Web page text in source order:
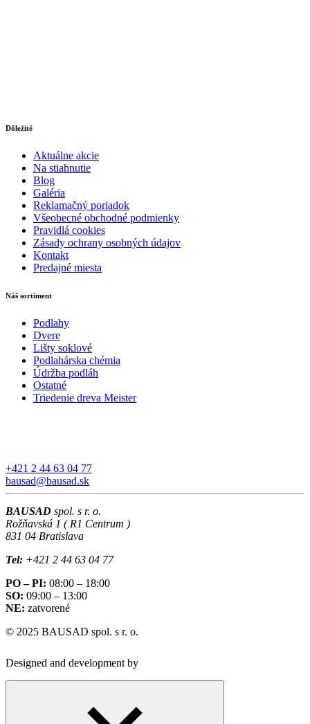
Dôležité
Aktuálne akcie
Na stiahnutie
Blog
Galéria
Reklamačný poriadok
Všeobecné obchodné podmienky
Pravidlá cookies
Zásady ochrany osobných údajov
Kontakt
Predajné miesta
Náš sortiment
Podlahy
Dvere
Lišty soklové
Podlahárska chémia
Údržba podláh
Ostatné
Triedenie dreva Meister
+421 2 44 63 04 77
bausad@bausad.sk
BAUSAD spol. s r. o.
Rožňavská 1 ( R1 Centrum )
831 04 Bratislava
Tel: +421 2 44 63 04 77
PO – PI: 08:00 – 18:00
SO: 09:00 – 13:00
NE: zatvorené
© 2025 BAUSAD spol. s r. o.
Designed and development by